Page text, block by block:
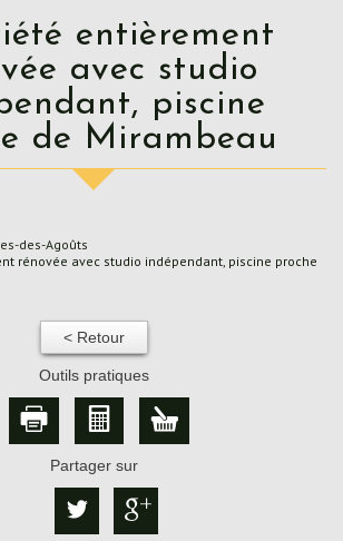
avec studio
piscine
de Mirambeau
des-Agoûts
rénovée avec studio indépendant, piscine proche
< Retour
Outils pratiques
Partager sur